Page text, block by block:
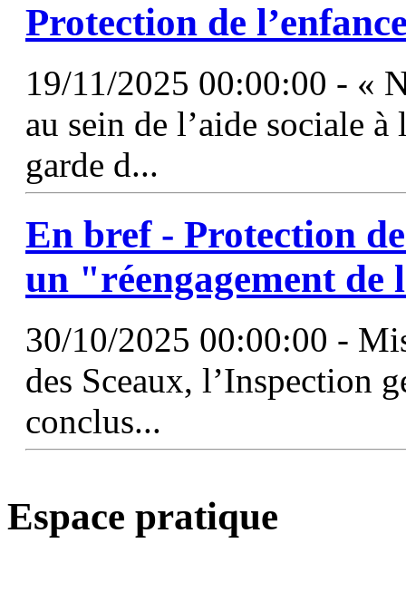
Protection de
19/11/2025 00:00:00 - «
au sein de l’aide sociale
garde d...
En bref - Protection
un "réengagement de
30/10/2025 00:00:00 -
des Sceaux, l’Inspection
conclus...
Espace pratique